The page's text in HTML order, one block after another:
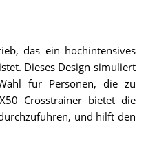
das ein hochintensives
Dieses Design simuliert
für Personen, die zu
Crosstrainer bietet die
und hilft den